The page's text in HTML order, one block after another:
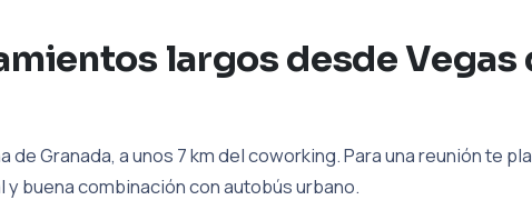
largos desde Vegas
Granada, a unos 7 km del coworking. Para una reunión te
buena combinación con autobús urbano.